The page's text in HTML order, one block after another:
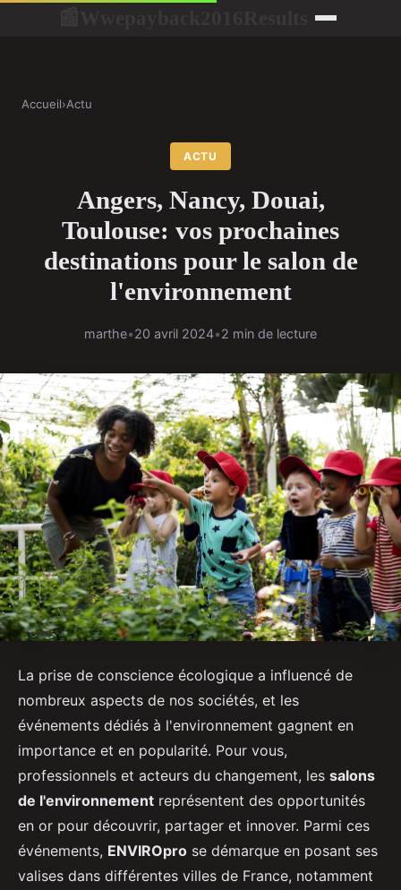
Accueil›Actu
ACTU
Angers, Nancy, Douai,
Toulouse: vos prochaines
destinations pour le salon de
l'environnement
marthe•20 avril 2024•2 min de lecture
La prise de conscience écologique a influencé de
nombreux aspects de nos sociétés, et les
événements dédiés à l'environnement gagnent en
importance et en popularité. Pour vous,
professionnels et acteurs du changement, les salons
de l'environnement représentent des opportunités
en or pour découvrir, partager et innover. Parmi ces
événements, ENVIROpro se démarque en posant ses
valises dans différentes villes de France, notamment